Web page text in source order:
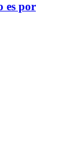
es por